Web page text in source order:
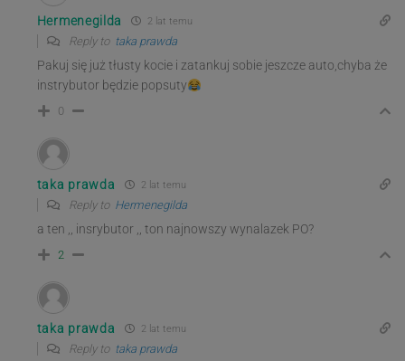
Hermenegilda 2 lat temu
Reply to taka prawda
Pakuj się już tłusty kocie i zatankuj sobie jeszcze auto,chyba że
instrybutor będzie popsuty
0
taka prawda 2 lat temu
Reply to Hermenegilda
a ten ,, insrybutor ,, ton najnowszy wynalazek PO?
2
taka prawda 2 lat temu
Reply to taka prawda